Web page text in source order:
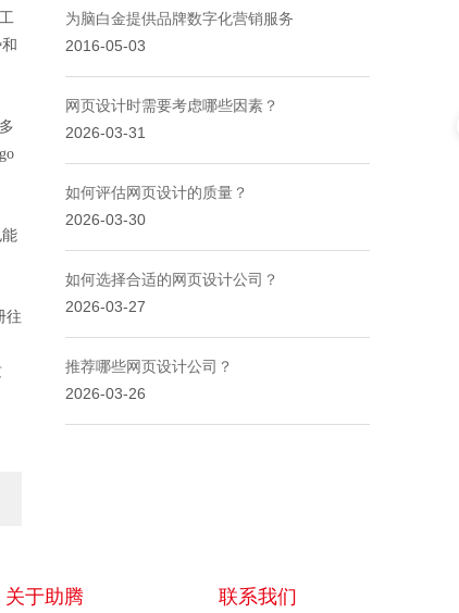
往
为脑白金提供品牌数字化营销服务
2016-05-03
网页设计时需要考虑哪些因素？
2026-03-31
如何评估网页设计的质量？
2026-03-30
如何选择合适的网页设计公司？
2026-03-27
推荐哪些网页设计公司？
2026-03-26
关于助腾 联系我们